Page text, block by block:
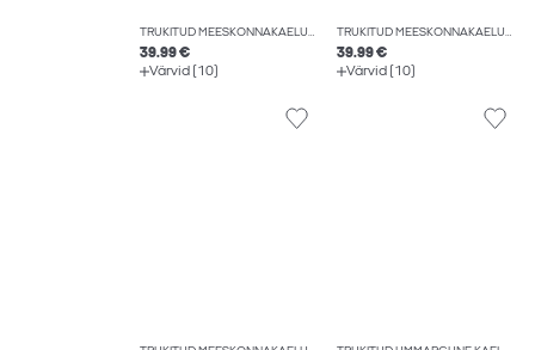
TRÜKITUD MEESKONNAKAELUSEGA HIGISTAMISSÄRK
39.99 €
Värvid (10)
TRÜKITUD MEESKONNAKAELUSEGA HIGISTAMISSÄRK
39.99 €
Värvid (10)